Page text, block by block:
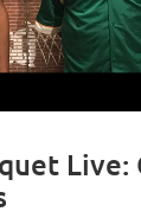
Live: